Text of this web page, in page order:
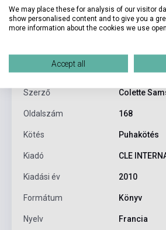
Termékjellemzők
ISBN
Szerző Colette
Oldalszám 168
Kötés Puhakötés
Kiadó CLE
Kiadási év 2010
Formátum Könyv
Nyelv Francia
We may place these for analysis of our visitor
show personalised content and to give you a
more information about the cookies we use
Accept all